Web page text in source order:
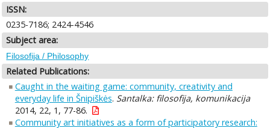
ISSN:
0235-7186; 2424-4546
Subject area:
Filosofija / Philosophy
Related Publications:
Caught in the waiting game: community, creativity and
everyday life in Šnipiškės. Santalka: filosofija, komunikacija
2014, 22, 1, 77-86.
Community art initiatives as a form of participatory research: